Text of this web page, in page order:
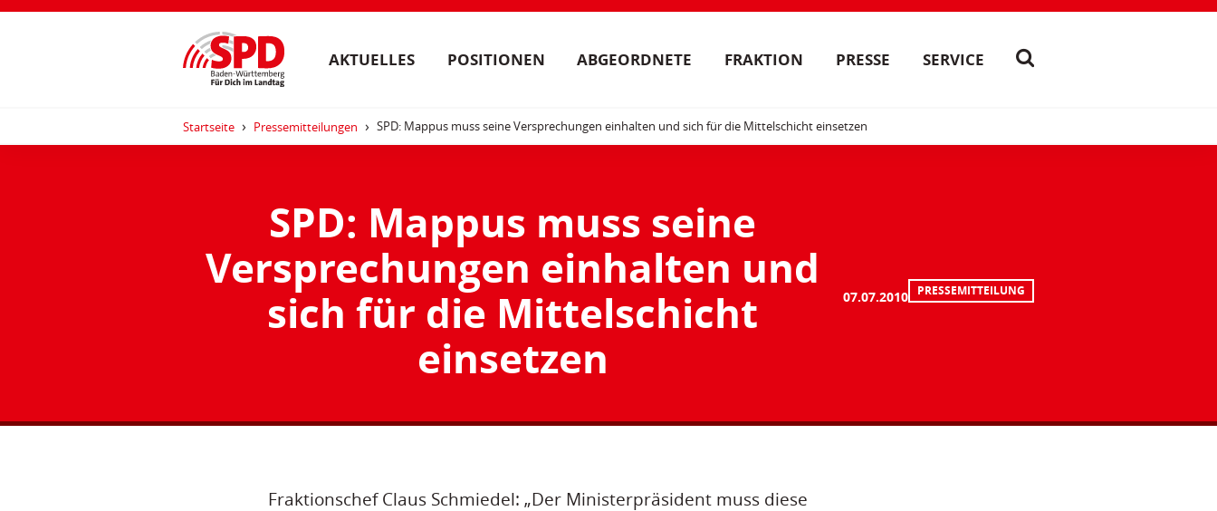
AKTUELLES POSITIONEN ABGEORDNETE FRAKTION PRESSE SERVICE
Startseite Pressemitteilungen SPD: Mappus muss seine Versprechungen einhalten und sich für die Mittelschicht einsetzen
SPD: Mappus muss seine
Versprechungen einhalten und
sich für die Mittelschicht
einsetzen
07.07.2010 PRESSEMITTEILUNG
Fraktionschef Claus Schmiedel: „Der Ministerpräsident muss diese